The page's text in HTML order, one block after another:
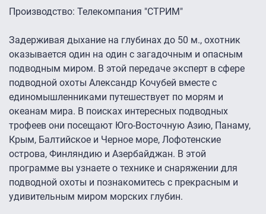
Производство: Телекомпания "СТРИМ"
Задерживая дыхание на глубинах до 50 м., охотник
оказывается один на один с загадочным и опасным
подводным миром. В этой передаче эксперт в сфере
подводной охоты Александр Кочубей вместе с
единомышленниками путешествует по морям и
океанам мира. В поисках интересных подводных
трофеев они посещают Юго-Восточную Азию, Панаму,
Крым, Балтийское и Черное море, Лофотенские
острова, Финляндию и Азербайджан. В этой
программе вы узнаете о технике и снаряжении для
подводной охоты и познакомитесь с прекрасным и
удивительным миром морских глубин.